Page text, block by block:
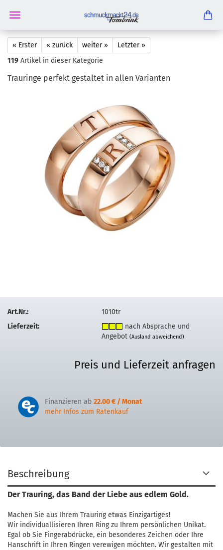
« Erster « zurück weiter »
Letzter »
119 Artikel in dieser Kategorie
Trau­rin­ge per­fekt ge­stal­tet in allen Va­ri­an­ten
Art.Nr.:
1010tr
Lieferzeit:
nach Absprache und
Angebot(Ausland abweichend)
Preis und Lieferzeit anfragen
Finanzieren ab 22.00 € / Monat
mehr Infos zum Ratenkauf
Beschreibung
Der Trauring, das Band der Liebe aus edlem Gold.
Machen Sie aus Ihrem Trauring etwas Einzigartiges!
Wir individuallisieren Ihren Ring zu Ihrem persönlichen Unikat.
Egal ob Sie Fingerabdrücke, ein besonderes Zeichen oder Ihre
Hanschrift in Ihren Ringen verewigen möchten. Wir gestalten mit